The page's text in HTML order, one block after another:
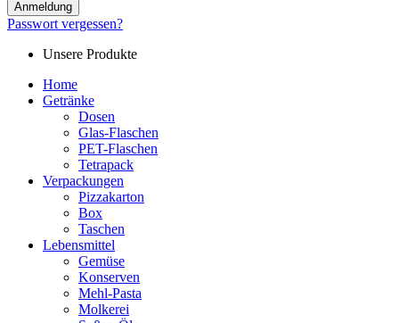
Anmeldung
Passwort vergessen?
Unsere Produkte
Home
Getränke
Dosen
Glas-Flaschen
PET-Flaschen
Tetrapack
Verpackungen
Pizzakarton
Box
Taschen
Lebensmittel
Gemüse
Konserven
Mehl-Pasta
Molkerei